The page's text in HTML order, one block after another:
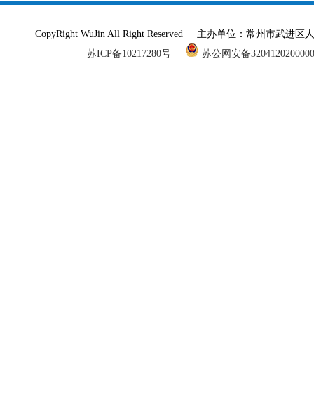
CopyRight WuJin All Right Reserved 主办单位：常州市武进
苏ICP备10217280号
苏公网安备